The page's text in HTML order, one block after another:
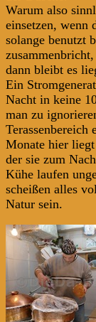
Warum also
einsetzen, wenn
solange benutzt
dann bleibt es
Ein
Nacht in keine
man zu
Terassenbereich
Monate hier
der sie zum
Kühe laufen
scheißen alles
Natur sein.